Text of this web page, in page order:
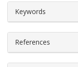
Keywords
References